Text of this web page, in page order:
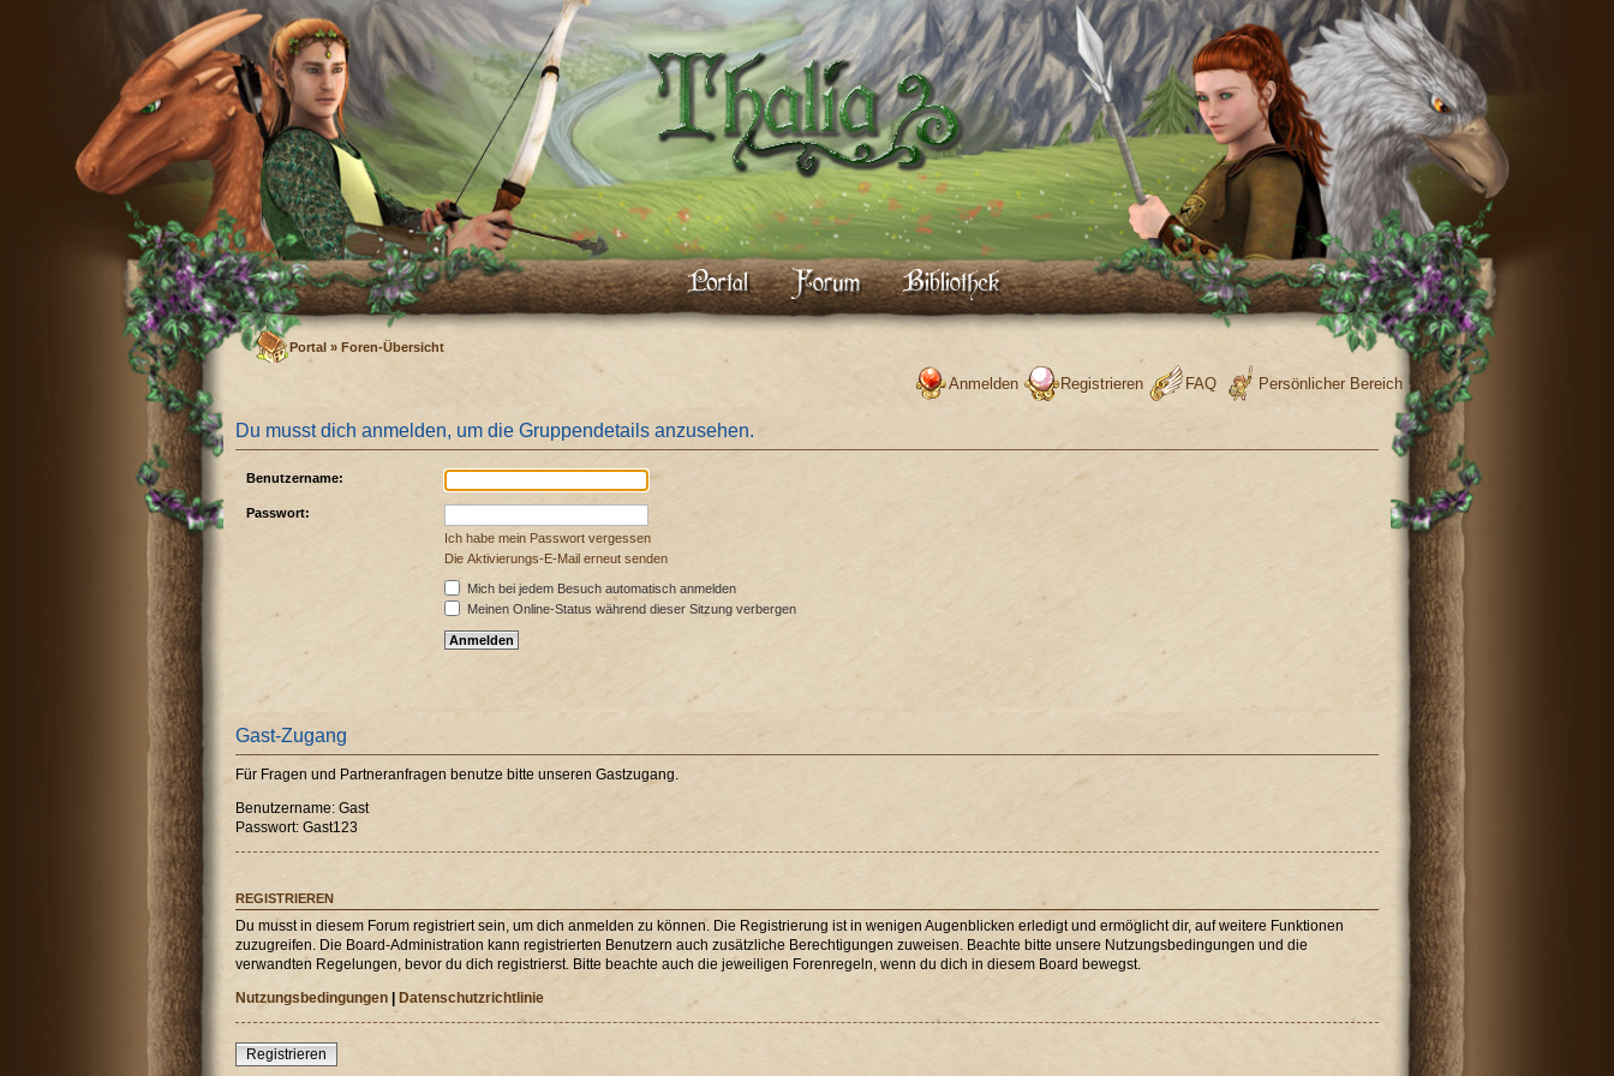
Portal » Foren-Übersicht
Persönlicher Bereich
FAQ
Registrieren
Anmelden
Du musst dich anmelden, um die Gruppendetails anzusehen.
Benutzername:
Passwort:
Ich habe mein Passwort vergessen
Die Aktivierungs-E-Mail erneut senden
Mich bei jedem Besuch automatisch anmelden
Meinen Online-Status während dieser Sitzung verbergen
Gast-Zugang
Für Fragen und Partneranfragen benutze bitte unseren Gastzugang.
Benutzername: Gast
Passwort: Gast123
REGISTRIEREN
Du musst in diesem Forum registriert sein, um dich anmelden zu können. Die Registrierung ist in wenigen Augenblicken erledigt und ermöglicht dir, auf weitere Funktionen
zuzugreifen. Die Board-Administration kann registrierten Benutzern auch zusätzliche Berechtigungen zuweisen. Beachte bitte unsere Nutzungsbedingungen und die
verwandten Regelungen, bevor du dich registrierst. Bitte beachte auch die jeweiligen Forenregeln, wenn du dich in diesem Board bewegst.
Nutzungsbedingungen |Datenschutzrichtlinie
Registrieren